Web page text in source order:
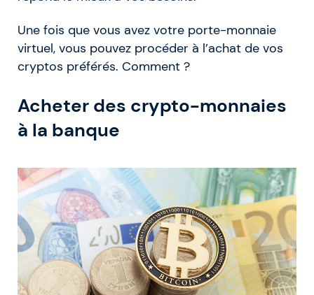
Une fois que vous avez votre porte-monnaie
virtuel, vous pouvez procéder à l’achat de vos
cryptos préférés. Comment ?
Acheter des crypto-monnaies
à la banque